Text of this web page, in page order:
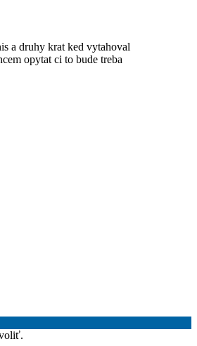
a druhy krat ked vytahoval
opytat ci to bude treba